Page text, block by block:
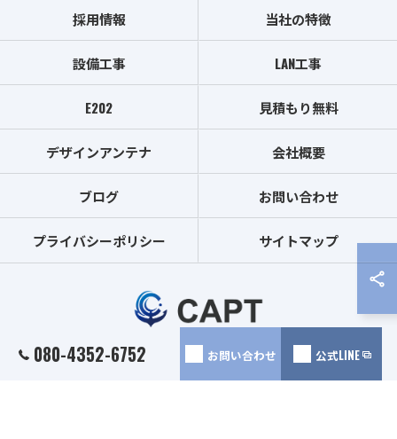
080-4352-6752 お問い合わせ 公式LINE
採用情報 当社の特徴
設備工事 LAN工事
E202 見積もり無料
デザインアンテナ 会社概要
ブログ お問い合わせ
プライバシーポリシー サイトマップ
© 2026 埼玉のアンテナ工事は株式会社CAPT ALL RIGHTS RESERVED.